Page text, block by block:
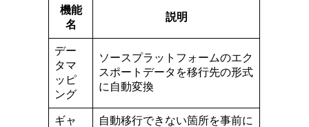
機能
名
説明
デー
タマ
ッピ
ング
ソースプラットフォームのエク
スポートデータを移行先の形式
に自動変換
ギャ
自動移行できない箇所を事前に